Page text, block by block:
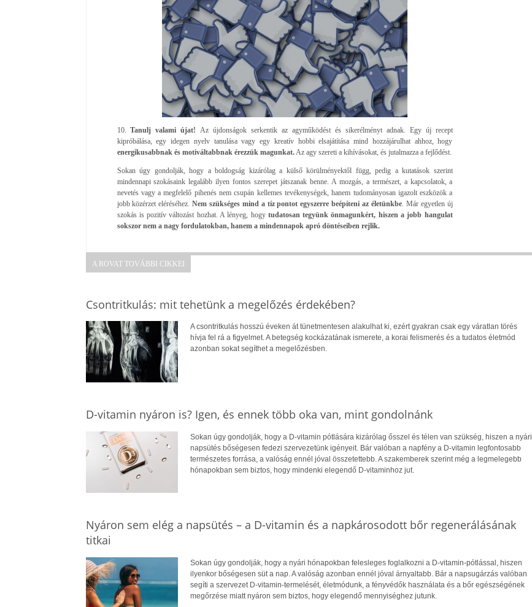
10.Tanulj valami újat! Az újdonságok serkentik az agyműködést és sikerélményt adnak. Egy új recept
kipróbálása, egy idegen nyelv tanulása vagy egy kreatív hobbi elsajátítása mind hozzájárulhat ahhoz, hogy
energikusabbnak és motiváltabbnak érezzük magunkat.Az agy szereti a kihívásokat, és jutalmazza a fejlődést.
Sokan úgy gondolják, hogy a boldogság kizárólag a külső körülményektől függ, pedig a kutatások szerint
mindennapi szokásaink legalább ilyen fontos szerepet játszanak benne. A mozgás, a természet, a kapcsolatok, a
nevetés vagy a megfelelő pihenés nem csupán kellemes tevékenységek, hanem tudományosan igazolt eszközök a
jobb közérzet eléréséhez.Nem szükséges mind a tíz pontot egyszerre beépíteni az életünkbe. Már egyetlen új
szokás is pozitív változást hozhat. A lényeg, hogy tudatosan tegyünk önmagunkért, hiszen a jobb hangulat
sokszor nem a nagy fordulatokban, hanem a mindennapok apró döntéseiben rejlik.
A ROVAT TOVÁBBI CIKKEI
Csontritkulás: mit tehetünk a megelőzés érdekében?
A csontritkulás hosszú éveken át tünetmentesen alakulhat ki, ezért gyakran csak egy váratlan törés
hívja fel rá a figyelmet. A betegség kockázatának ismerete, a korai felismerés és a tudatos életmód
azonban sokat segíthet a megelőzésben.
D-vitamin nyáron is? Igen, és ennek több oka van, mint gondolnánk
Sokan úgy gondolják, hogy a D-vitamin pótlására kizárólag ősszel és télen van szükség, hiszen a nyári
napsütés bőségesen fedezi szervezetünk igényeit. Bár valóban a napfény a D-vitamin legfontosabb
természetes forrása, a valóság ennél jóval összetettebb. A szakemberek szerint még a legmelegebb
hónapokban sem biztos, hogy mindenki elegendő D-vitaminhoz jut.
Nyáron sem elég a napsütés – a D-vitamin és a napkárosodott bőr regenerálásának
titkai
Sokan úgy gondolják, hogy a nyári hónapokban felesleges foglalkozni a D-vitamin-pótlással, hiszen
ilyenkor bőségesen süt a nap. A valóság azonban ennél jóval árnyaltabb. Bár a napsugárzás valóban
segíti a szervezet D-vitamin-termelését, életmódunk, a fényvédők használata és a bőr egészségének
megőrzése miatt nyáron sem biztos, hogy elegendő mennyiséghez jutunk.